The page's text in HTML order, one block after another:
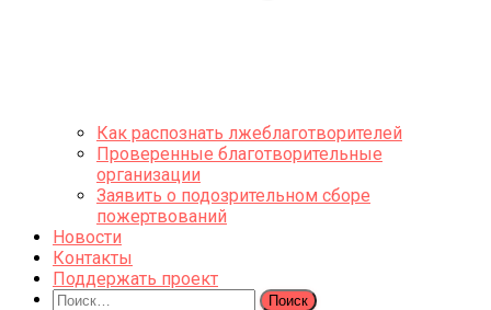
Как распознать лжеблаготворителей
Проверенные благотворительные
организации
Заявить о подозрительном сборе
пожертвований
Новости
Контакты
Поддержать проект
Найти: